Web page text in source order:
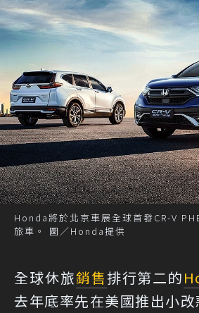
Honda將於北京車展全球首發CR-V
旅車。 圖／Honda提供
全球休旅銷售排行第二的
去年底率先在美國推出小